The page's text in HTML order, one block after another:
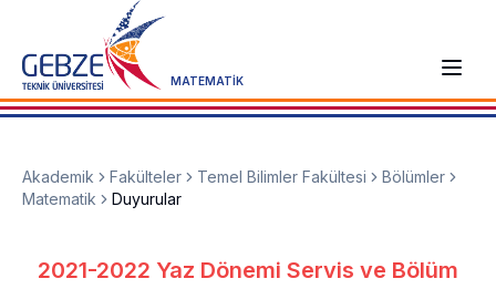
MATEMATİK
Akademik Fakülteler Temel Bilimler Fakültesi
Bölümler
Matematik
Duyurular
2021-2022 Yaz Dönemi Servis ve Bölüm